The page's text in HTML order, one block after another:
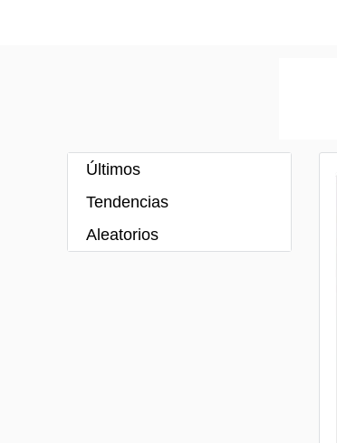
Últimos
Tendencias
Aleatorios